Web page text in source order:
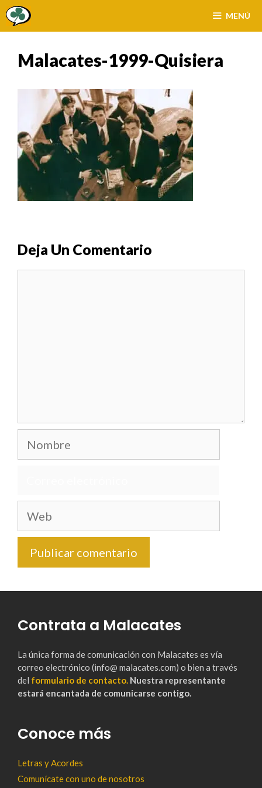
Saltar
MENÚ
Malacates-1999-Quisiera
Deja Un Comentario
Nombre
Web
Contrata a Malacates
La única forma de comunicación con Malacates es vía
correo electrónico (info@ malacates.com) o bien a través
del formulario de contacto. Nuestra representante
estará encantada de comunicarse contigo.
Conoce más
Letras y Acordes
Comunícate con uno de nosotros